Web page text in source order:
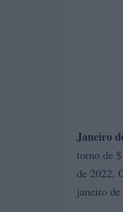
Janeiro
torno de
de 2022.
janeiro